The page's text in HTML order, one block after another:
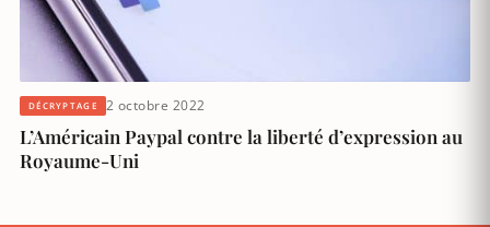
DÉCRYPTAGE 2 octobre 2022
L’Américain Paypal contre la liberté d’expression au
Royaume-Uni